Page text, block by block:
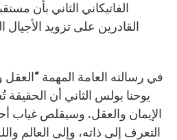
الفاتيكاني الثاني بأن
القادرين على تزويد الأجيال
يوحنا بولس الثاني أن
الإيمان والعقل. وسيقلص غياب